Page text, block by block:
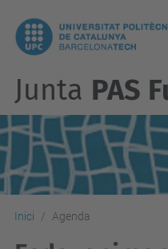
Junta PAS
Inici Agenda